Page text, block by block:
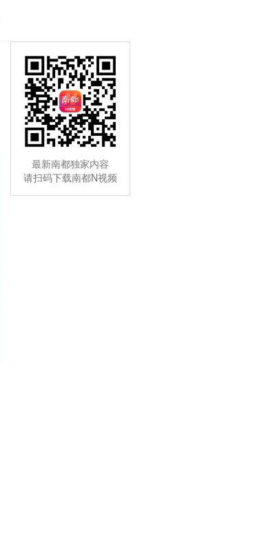
最新南都独家内容
请扫码下载南都N视频